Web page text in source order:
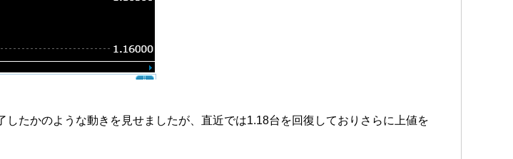
たかのような動きを見せましたが、直近では1.18台を回復しておりさらに上値を